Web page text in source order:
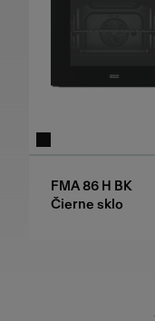
FMA 86 H BK
Čierne sklo